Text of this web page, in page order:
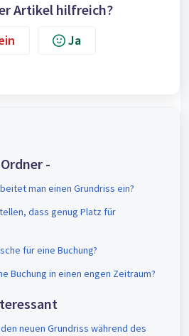
Artikel hilfreich?
Ja
-
man einen Grundriss ein?
dass genug Platz für
für eine Buchung?
Buchung in einen engen Zeitraum?
neuen Grundriss während des